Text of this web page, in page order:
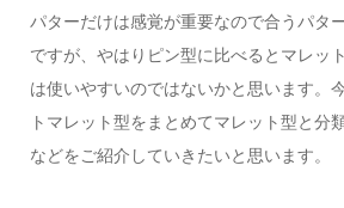
パターだけは感覚が重要なので合うパタ
ですが、やはりピン型に比べるとマレッ
は使いやすいのではないかと思います。
トマレット型をまとめてマレット型と分
などをご紹介していきたいと思います。